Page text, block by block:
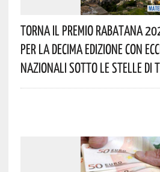
Torna Il Premio Rabatana
Per La Decima Edizione Con
Nazionali Sotto Le Stelle Di